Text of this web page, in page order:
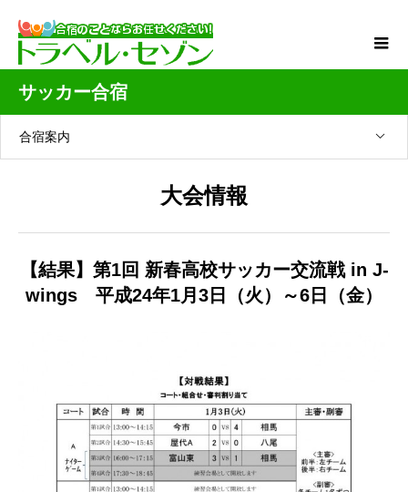
サッカー合宿
合宿案内
大会情報
【結果】第1回 新春高校サッカー交流戦 in J-
wings 平成24年1月3日（火）～6日（金）